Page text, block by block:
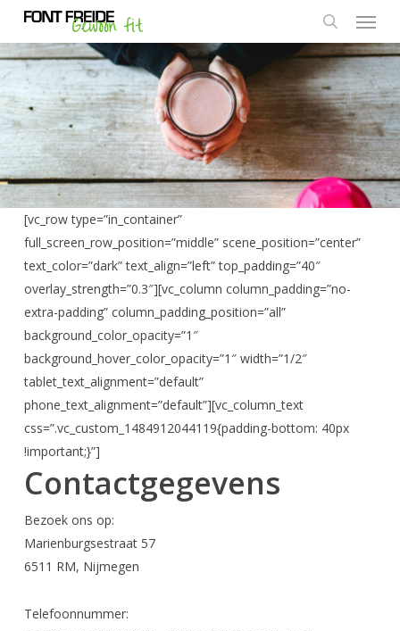
main
content
search
Menu
[vc_row type=”in_container”
full_screen_row_position=”middle” scene_position=”center”
text_color=”dark” text_align=”left” top_padding=”40″
overlay_strength=”0.3″][vc_column column_padding=”no-
extra-padding” column_padding_position=”all”
background_color_opacity=”1″
background_hover_color_opacity=”1″ width=”1/2″
tablet_text_alignment=”default”
phone_text_alignment=”default”][vc_column_text
css=”.vc_custom_1484912044119{padding-bottom: 40px
!important;}”]
Contactgegevens
Bezoek ons op:
Marienburgsestraat 57
6511 RM, Nijmegen
Telefoonnummer: